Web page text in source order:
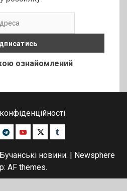
ознайомлений
TelegramYoutubeTwitterTumblr
новини.
Newsphere
AF themes.